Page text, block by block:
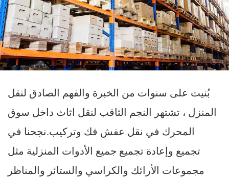
بُنيت على سنوات من الخبرة والفهم الصادق لنقل
المنزل ، تشتهر النجم الثاقب لنقل اثاث داخل سوق
المحرك في نقل عفش فك وتركيب.نجحنا في
تجميع وإعادة تجميع جميع الأدوات المنزلية مثل
مجموعات الأرائك والكراسي والستائر والمناظر